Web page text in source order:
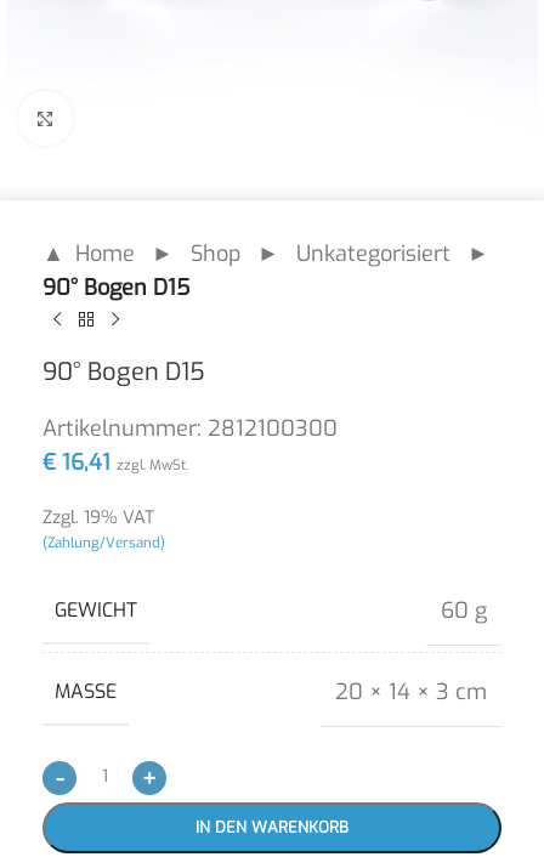
▲ Home ► Shop ► Unkategorisiert ►
90° Bogen D15
90° Bogen D15
Artikelnummer: 2812100300
€ 16,41 zzgl. MwSt.
Zzgl. 19% VAT
(Zahlung/Versand)
GEWICHT 60 g
MASSE 20 × 14 × 3 cm
- +
IN DEN WARENKORB